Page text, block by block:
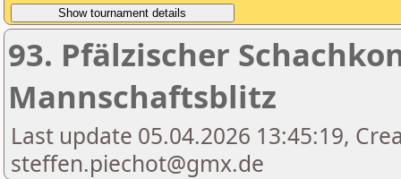
93. Pfälzischer
Mannschaftsblitz
Last update 05.04.2026 13:45:19,
steffen.piechot@gmx.de